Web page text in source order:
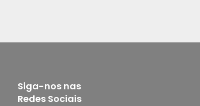
Siga-nos nas
Redes Sociais